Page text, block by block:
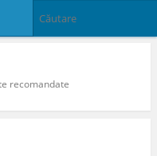
recomandate